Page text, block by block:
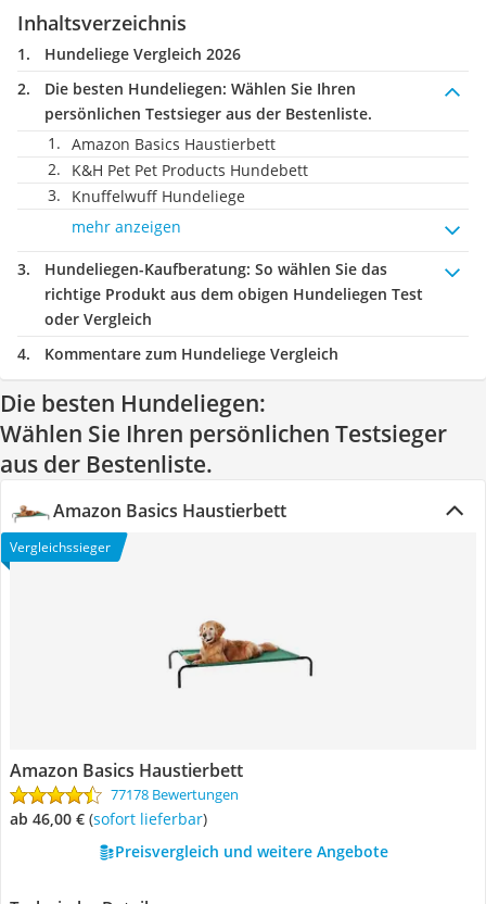
Inhaltsverzeichnis
Hundeliege Vergleich 2026
Die besten Hundeliegen: Wählen Sie Ihren
persönlichen Testsieger aus der Bestenliste.
Amazon Basics Haustierbett
K&H Pet Pet Products Hundebett
Knuffelwuff Hundeliege
mehr anzeigen
Hundeliegen-Kaufberatung: So wählen Sie das
richtige Produkt aus dem obigen Hundeliegen Test
oder Vergleich
Kommentare zum Hundeliege Vergleich
Die besten Hundeliegen:
Wählen Sie Ihren persönlichen Testsieger
aus der Bestenliste.
Amazon Basics Haustierbett
Vergleichssieger
Amazon Basics Haustierbett
77178 Bewertungen
ab 46,00 € ( Sofort lieferbar)
Preisvergleich und weitere Angebote